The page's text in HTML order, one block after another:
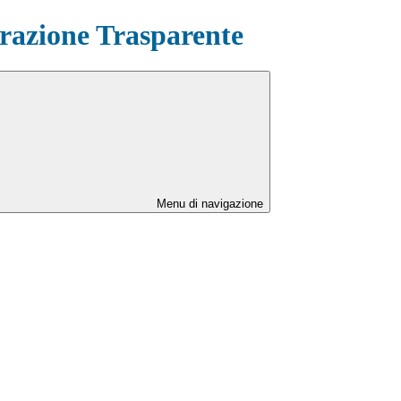
Trasparente
Menu di navigazione